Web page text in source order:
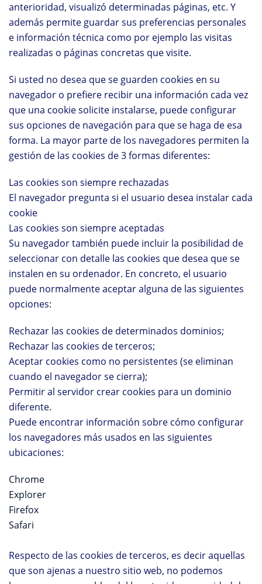
anterioridad, visualizó determinadas páginas, etc. Y
además permite guardar sus preferencias personales
e información técnica como por ejemplo las visitas
realizadas o páginas concretas que visite.
Si usted no desea que se guarden cookies en su
navegador o prefiere recibir una información cada vez
que una cookie solicite instalarse, puede configurar
sus opciones de navegación para que se haga de esa
forma. La mayor parte de los navegadores permiten la
gestión de las cookies de 3 formas diferentes:
Las cookies son siempre rechazadas
El navegador pregunta si el usuario desea instalar cada
cookie
Las cookies son siempre aceptadas
Su navegador también puede incluir la posibilidad de
seleccionar con detalle las cookies que desea que se
instalen en su ordenador. En concreto, el usuario
puede normalmente aceptar alguna de las siguientes
opciones:
Rechazar las cookies de determinados dominios;
Rechazar las cookies de terceros;
Aceptar cookies como no persistentes (se eliminan
cuando el navegador se cierra);
Permitir al servidor crear cookies para un dominio
diferente.
Puede encontrar información sobre cómo configurar
los navegadores más usados en las siguientes
ubicaciones:
Chrome
Explorer
Firefox
Safari
Respecto de las cookies de terceros, es decir aquellas
que son ajenas a nuestro sitio web, no podemos